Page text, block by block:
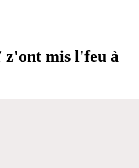
z'ont mis l'feu à